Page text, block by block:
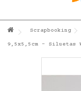
Scrapbooking
9,5x5,5cm - Siluetas